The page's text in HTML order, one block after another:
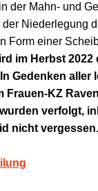
der Mahn- und
Niederlegung
Form einer
im Herbst 2022
Gedenken aller
Frauen-KZ
verfolgt,
nicht